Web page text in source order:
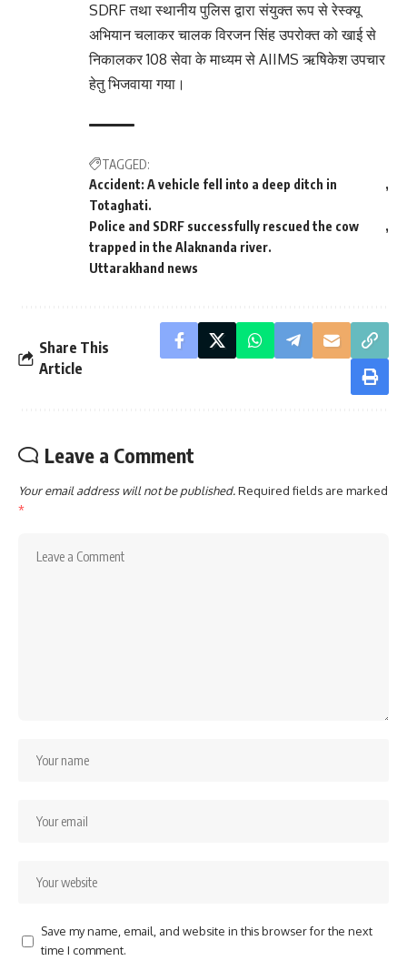
SDRF तथा स्थानीय पुलिस द्वारा संयुक्त रूप से रेस्क्यू
अभियान चलाकर चालक विरजन सिंह उपरोक्त को खाई से
निकालकर 108 सेवा के माध्यम से AIIMS ऋषिकेश उपचार
हेतु भिजवाया गया।
TAGGED:
Accident: A vehicle fell into a deep ditch in
Totaghati.
Police and SDRF successfully rescued the cow
trapped in the Alaknanda river.
Uttarakhand news
Share This
Article
Leave a Comment
Your email address will not be published.Required fields are marked
*
Save my name, email, and website in this browser for the next
time I comment.